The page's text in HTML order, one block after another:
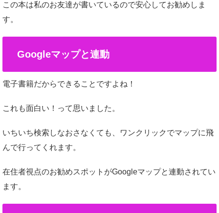
この本は私のお友達が書いているので安心してお勧めしま
す。
Googleマップと連動
電子書籍だからできることですよね！
これも面白い！って思いました。
いちいち検索しなおさなくても、ワンクリックでマップに飛
んで行ってくれます。
在住者視点のお勧めスポットがGoogleマップと連動されてい
ます。